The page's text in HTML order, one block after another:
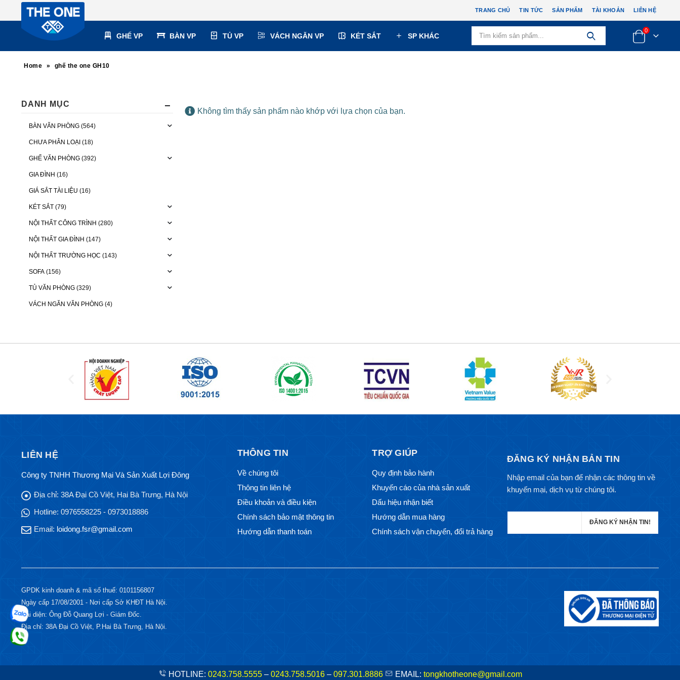
TRANG CHỦ TIN TỨC SẢN PHẨM TÀI KHOẢN LIÊN HỆ
GHẾ VP BÀN VP TỦ VP VÁCH NGĂN VP KÉT SẮT SP KHÁC
0
Home » ghế the one GH10
Không tìm thấy sản phẩm nào khớp với lựa chọn của bạn.
DANH MỤC
BÀN VĂN PHÒNG (564)
CHƯA PHÂN LOẠI (18)
GHẾ VĂN PHÒNG (392)
GIA ĐÌNH (16)
GIÁ SẮT TÀI LIỆU (16)
KÉT SẮT (79)
NỘI THẤT CÔNG TRÌNH (280)
NỘI THẤT GIA ĐÌNH (147)
NỘI THẤT TRƯỜNG HỌC (143)
SOFA (156)
TỦ VĂN PHÒNG (329)
VÁCH NGĂN VĂN PHÒNG (4)
HOTLINE: 0243.758.5555– 0243.758.5016– 097.301.8886 EMAIL: tongkhotheone@gmail.com
LIÊN HỆ
Công ty TNHH Thương Mại Và Sản Xuất Lợi Đông
Địa chỉ: 38A Đại Cồ Việt, Hai Bà Trưng, Hà Nội
Hotline: 0976558225 - 0973018886
Email: loidong.fsr@gmail.com
THÔNG TIN
Về chúng tôi
Thông tin liên hệ
Điều khoản và điều kiện
Chính sách bảo mật thông tin
Hướng dẫn thanh toán
TRỢ GIÚP
Quy định bảo hành
Khuyến cáo của nhà sản xuất
Dấu hiệu nhận biết
Hướng dẫn mua hàng
Chính sách vận chuyển, đổi trả hàng
ĐĂNG KÝ NHẬN BẢN TIN
Nhập email của bạn để nhận các thông tin về
khuyến mại, dịch vụ từ chúng tôi.
GPDK kinh doanh & mã số thuế: 0101156807
Ngày cấp 17/08/2001 - Nơi cấp Sở KHĐT Hà Nội.
Đại diện: Ông Đỗ Quang Lợi - Giám Đốc.
Địa chỉ: 38A Đại Cồ Việt, P.Hai Bà Trưng, Hà Nội.